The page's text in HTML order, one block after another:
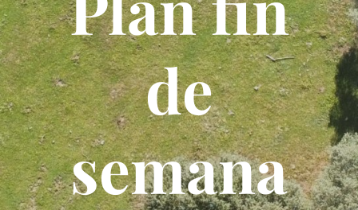
de
semana